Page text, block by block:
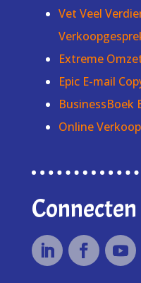
Vet Veel
Extreme
Epic E-mail
BusinessBoek
Online